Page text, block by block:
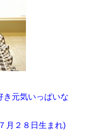
き元気いっぱいな
月２８日生まれ)